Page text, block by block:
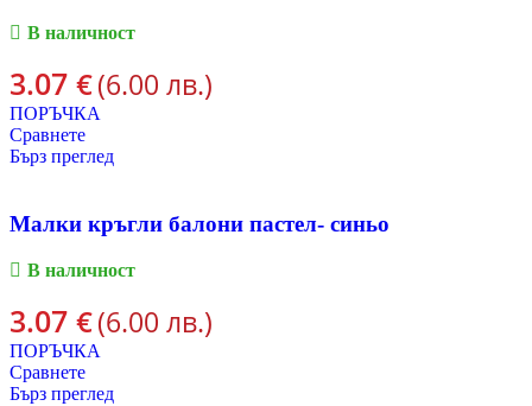
В наличност
3.07 €(6.00 лв.)
ПОРЪЧКА
Сравнете
Бърз преглед
Малки кръгли балони пастел- синьо
В наличност
3.07 €(6.00 лв.)
ПОРЪЧКА
Сравнете
Бърз преглед